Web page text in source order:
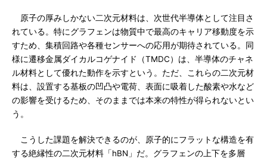
原子の厚みしかない二次元材料は、次世代半導体として注目さ
れている。特にグラフェンは物質中で最高のキャリア移動度を示
すため、集積回路や各種センサーへの応用が期待されている。同
様に遷移金属ダイカルコゲナイド（TMDC）は、半導体のチャネ
ル材料として優れた動作を示すという。ただ、これらの二次元材
料は、設置する基板の凹凸や電荷、表面に吸着した酸素や水など
の影響を受けるため、そのままでは本来の特性が得られないとい
う。
こうした課題を解決できるのが、原子的にフラットな構造を有
する絶縁性の二次元材料「hBN」だ。グラフェンの上下を多層